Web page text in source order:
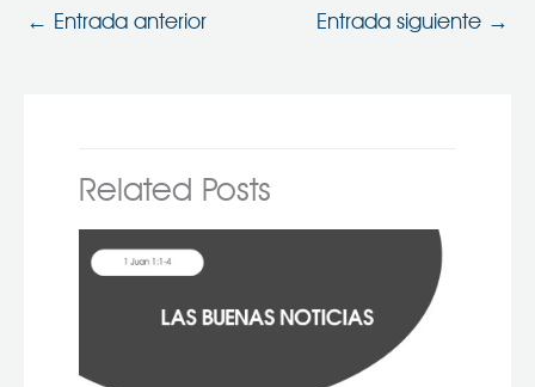
← Entrada anterior Entrada siguiente →
Related Posts